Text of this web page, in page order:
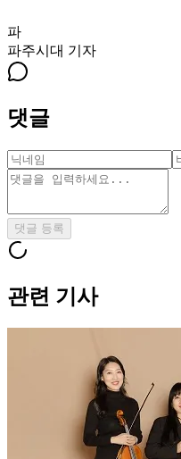
파
파주시대 기자
댓글
댓글 등록
관련 기사